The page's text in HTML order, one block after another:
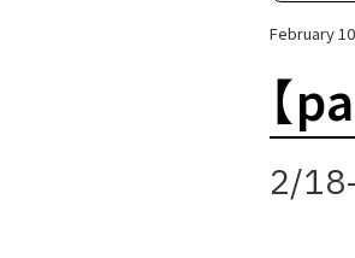
February
【
2/